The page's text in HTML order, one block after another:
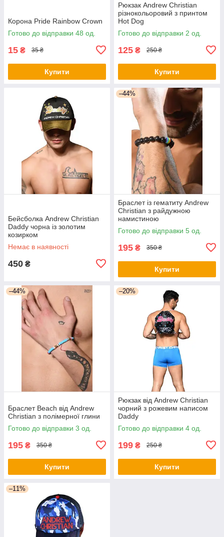
Корона Pride Rainbow Crown
Готово до відправки 48 од.
15 ₴ 35 ₴
Купити
Рюкзак Andrew Christian
різнокольоровий з принтом
Hot Dog
Готово до відправки 2 од.
125 ₴ 250 ₴
Купити
Бейсболка Andrew Christian
Daddy чорна із золотим
козирком
Немає в наявності
450 ₴
–44%
Браслет із гематиту Andrew
Christian з райдужною
намистиною
Готово до відправки 5 од.
195 ₴ 350 ₴
Купити
–44%
Браслет Beach від Andrew
Christian з полімерної глини
Готово до відправки 3 од.
195 ₴ 350 ₴
Купити
–20%
Рюкзак від Andrew Christian
чорний з рожевим написом
Daddy
Готово до відправки 4 од.
199 ₴ 250 ₴
Купити
–11%